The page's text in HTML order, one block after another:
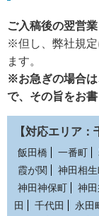
ご入稿後の翌営
※但し、弊社規定
ます。
※お急ぎの場合は
で、その旨をお
【対応エリア：
飯田橋 一番町
霞が関
神田相
神田神保町
神
田
千代田 永田